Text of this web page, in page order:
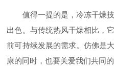
值得一提的是，冷冻干燥技
出色。与传统热风干燥相比，
前可持续发展的需求。仿佛是
康的同时，也要关爱我们共同的